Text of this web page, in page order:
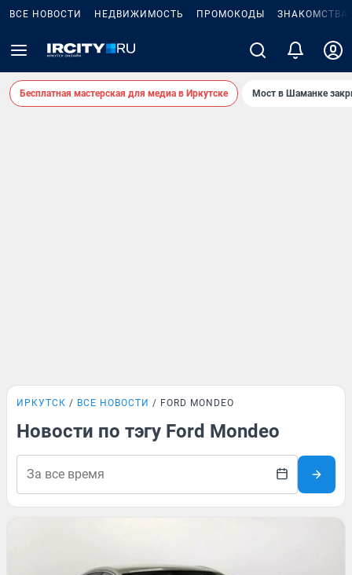
ВСЕ НОВОСТИ НЕДВИЖИМОСТЬ ПРОМОКОДЫ ЗНАКОМСТВА
Бесплатная мастерская для медиа в Иркутске Мост в Шаманке
ИРКУТСК ВСЕ НОВОСТИ FORD MONDEO
Новости по тэгу Ford Mondeo